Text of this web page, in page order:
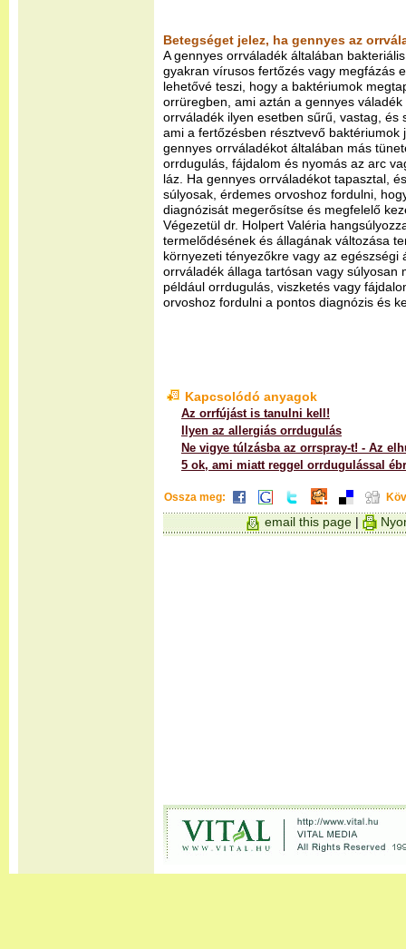
Betegséget jelez, ha gennyes az
A gennyes orrváladék általában
gyakran vírusos fertőzés vagy megfázás
lehetővé teszi, hogy a baktériumok
orrüregben, ami aztán a gennyes
orrváladék ilyen esetben sűrű, vastag, és
ami a fertőzésben résztvevő baktériumok
gennyes orrváladékot általában más
orrdugulás, fájdalom és nyomás az arc
láz. Ha gennyes orrváladékot tapasztal,
súlyosak, érdemes orvoshoz fordulni,
diagnózisát megerősítse és megfelelő
Végezetül dr. Holpert Valéria
termelődésének és állagának változása
környezeti tényezőkre vagy az egészségi
orrváladék állaga tartósan vagy súlyosan
például orrdugulás, viszketés vagy
orvoshoz fordulni a pontos diagnózis és
Kapcsolódó anyagok
Az orrfújást is tanulni kell!
Ilyen az allergiás orrdugulás
Ne vigye túlzásba az orrspray-t! - Az
5 ok, ami miatt reggel orrdugulással
Ossza meg:
email this page |